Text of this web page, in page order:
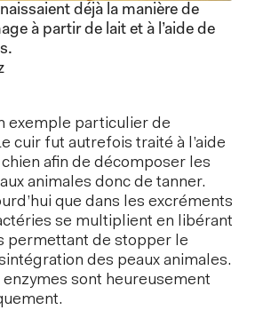
déjà la manière de
à partir de lait et à l’aide de
exemple particulier de
cuir fut autrefois traité à l’aide
afin de décomposer les
animales donc de tanner.
que dans les excréments
se multiplient en libérant
permettant de stopper le
des peaux animales.
enzymes sont heureusement